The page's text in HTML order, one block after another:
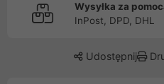
Wysyłka za
InPost, DPD, DHL
Udostępnij